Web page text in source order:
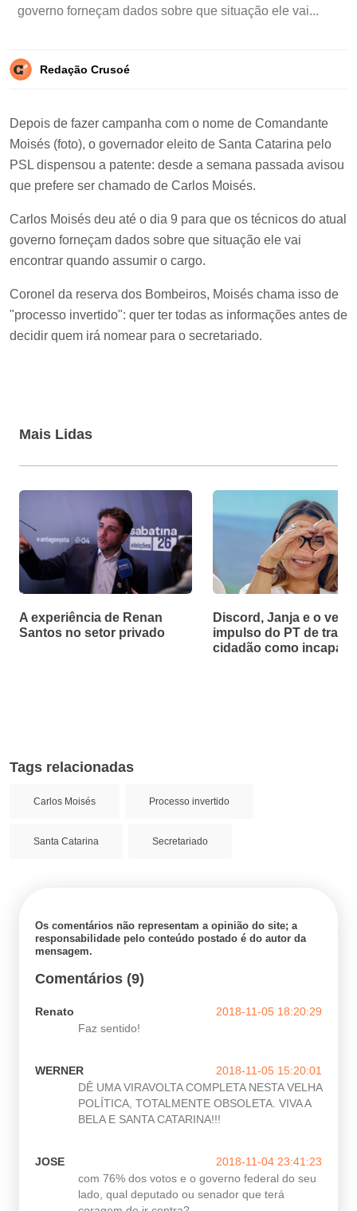
governo forneçam dados sobre que situação ele vai...
Redação Crusoé
Depois de fazer campanha com o nome de Comandante
Moisés (foto), o governador eleito de Santa Catarina pelo
PSL dispensou a patente: desde a semana passada avisou
que prefere ser chamado de Carlos Moisés.
Carlos Moisés deu até o dia 9 para que os técnicos do atual
governo forneçam dados sobre que situação ele vai
encontrar quando assumir o cargo.
Coronel da reserva dos Bombeiros, Moisés chama isso de
"processo invertido": quer ter todas as informações antes de
decidir quem irá nomear para o secretariado.
Mais Lidas
A experiência de Renan
Santos no setor privado
Discord, Janja e o velho
impulso do PT de tratar
cidadão como incapaz
Tags relacionadas
Carlos Moisés Processo invertido
Santa Catarina Secretariado
Os comentários não representam a opinião do site; a
responsabilidade pelo conteúdo postado é do autor da
mensagem.
Comentários (9)
Renato
2018-11-05 18:20:29
Faz sentido!
WERNER
2018-11-05 15:20:01
DÊ UMA VIRAVOLTA COMPLETA NESTA VELHA
POLÍTICA, TOTALMENTE OBSOLETA. VIVA A
BELA E SANTA CATARINA!!!
JOSE
2018-11-04 23:41:23
com 76% dos votos e o governo federal do seu
lado, qual deputado ou senador que terá